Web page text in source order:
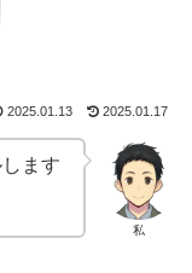
2025.01.13 2025.01.17
私
ます